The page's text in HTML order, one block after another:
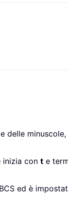
delle
inizia con t e
ed è